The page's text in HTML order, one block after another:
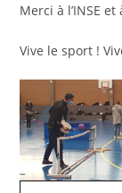
Merci à l’INSE
Vive le sport !